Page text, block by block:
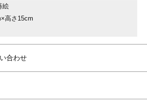
絵
高さ15cm
合わせ